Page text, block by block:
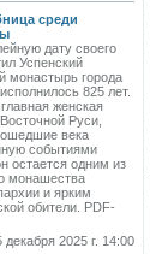
среди
дату своего
Успенский
монастырь города
825 лет.
женская
Руси,
века
событиями
остается одним из
монашества
и ярким
обители. PDF-
декабря 2025 г. 14:00